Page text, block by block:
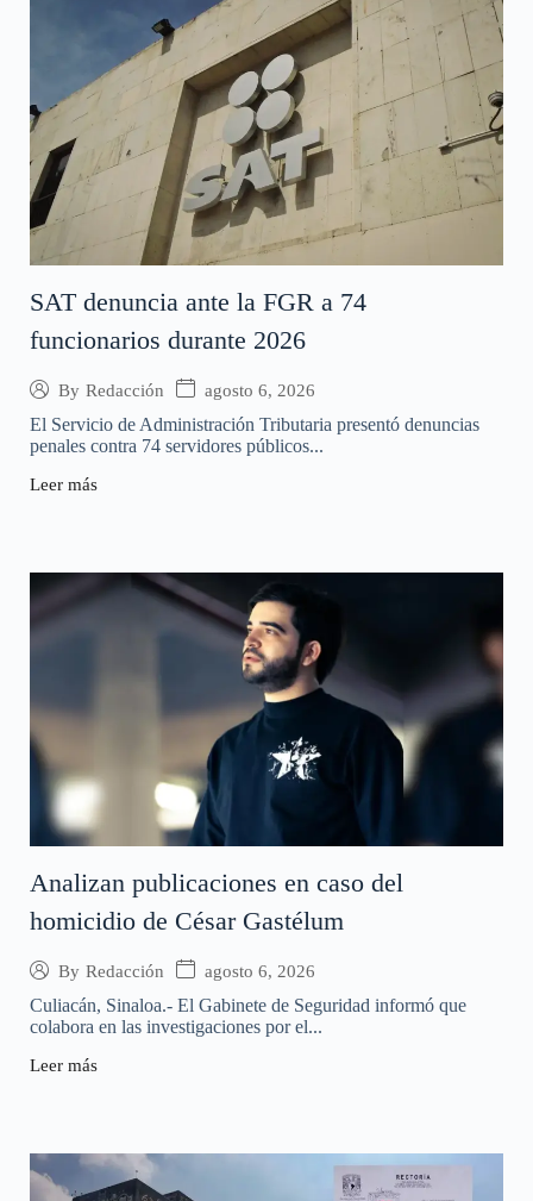
SAT denuncia ante la FGR a 74
funcionarios durante 2026
By Redacción agosto 6, 2026
El Servicio de Administración Tributaria presentó denuncias
penales contra 74 servidores públicos...
Leer más
Analizan publicaciones en caso del
homicidio de César Gastélum
By Redacción agosto 6, 2026
Culiacán, Sinaloa.- El Gabinete de Seguridad informó que
colabora en las investigaciones por el...
Leer más